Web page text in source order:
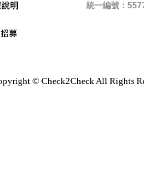
統一編號：
© Check2Check All Rights